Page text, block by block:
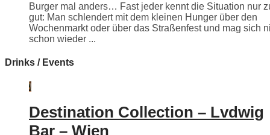
Burger mal anders… Fast jeder kennt die Situation nur
gut: Man schlendert mit dem kleinen Hunger über den
Wochenmarkt oder über das Straßenfest und mag sich
schon wieder ...
Drinks / Events
Destination Collection – Lvdwig
Bar – Wien